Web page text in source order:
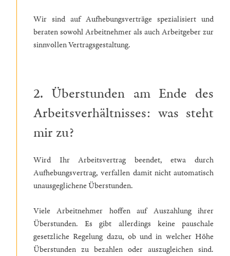
Wir sind auf Aufhebungsverträge spezialisiert und
beraten sowohl Arbeitnehmer als auch Arbeitgeber zur
sinnvollen Vertragsgestaltung.
2. Überstunden am Ende des
Arbeitsverhältnisses: was steht
mir zu?
Wird Ihr Arbeitsvertrag beendet, etwa durch
Aufhebungsvertrag, verfallen damit nicht automatisch
unausgeglichene Überstunden.
Viele Arbeitnehmer hoffen auf Auszahlung ihrer
Überstunden. Es gibt allerdings keine pauschale
gesetzliche Regelung dazu, ob und in welcher Höhe
Überstunden zu bezahlen oder auszugleichen sind.